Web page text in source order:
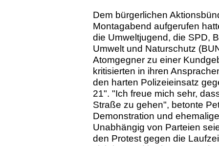
Dem bürgerlichen
Montagabend aufgerufen
die Umweltjugend, die SPD,
Umwelt und Naturschutz
Atomgegner zu einer
kritisierten in ihren
den harten Polizeieinsatz
21". "Ich freue mich sehr,
Straße zu gehen", betonte
Demonstration und
Unabhängig von Parteien
den Protest gegen die